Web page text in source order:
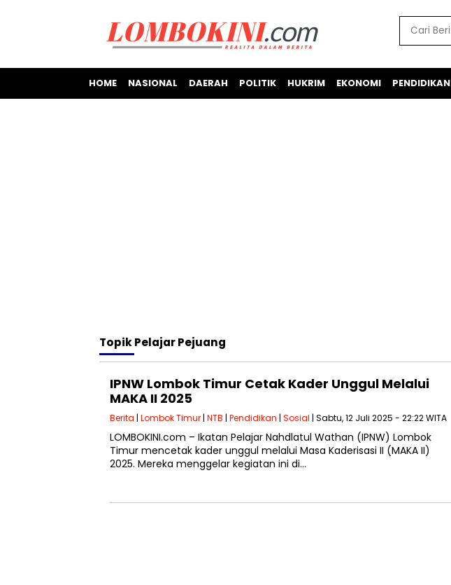
HOME NASIONAL DAERAH POLITIK HUKRIM EKONOMI PENDIDIKAN
TopikPelajar Pejuang
IPNW Lombok Timur Cetak Kader Unggul Melalui
MAKA II 2025
Berita | Lombok Timur | NTB | Pendidikan | Sosial | Sabtu, 12 Juli 2025 - 22:22 WITA
LOMBOKINI.com – Ikatan Pelajar Nahdlatul Wathan (IPNW) Lombok
Timur mencetak kader unggul melalui Masa Kaderisasi II (MAKA II)
2025. Mereka menggelar kegiatan ini di…